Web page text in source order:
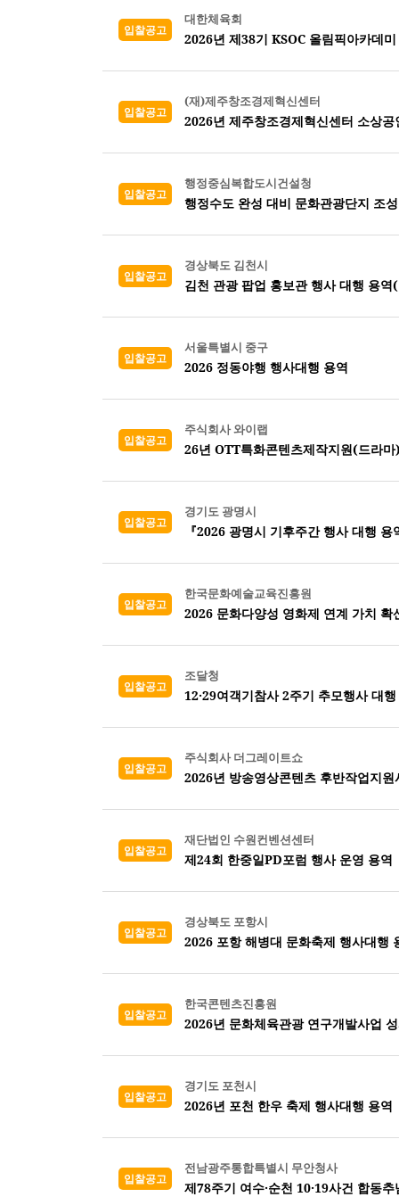
입찰공고
대한체육회
2026년 제38기 KSOC 올림픽아카데
입찰공고
(재)제주창조경제혁신센터
2026년 제주창조경제혁신센터 소상
입찰공고
행정중심복합도시건설청
행정수도 완성 대비 문화관광단지 조
입찰공고
경상북도 김천시
김천 관광 팝업 홍보관 행사 대행 용
입찰공고
서울특별시 중구
2026 정동야행 행사대행 용역
입찰공고
주식회사 와이랩
26년 OTT특화콘텐츠제작지원(드라
입찰공고
경기도 광명시
『2026 광명시 기후주간 행사 대행
입찰공고
한국문화예술교육진흥원
2026 문화다양성 영화제 연계 가치 확
입찰공고
조달청
12·29여객기참사 2주기 추모행사 대
입찰공고
주식회사 더그레이트쇼
2026년 방송영상콘텐츠 후반작업지
입찰공고
재단법인 수원컨벤션센터
제24회 한중일PD포럼 행사 운영 용역
입찰공고
경상북도 포항시
2026 포항 해병대 문화축제 행사대행
입찰공고
한국콘텐츠진흥원
2026년 문화체육관광 연구개발사업
입찰공고
경기도 포천시
2026년 포천 한우 축제 행사대행 용역
입찰공고
전남광주통합특별시 무안청사
제78주기 여수·순천 10·19사건 합동